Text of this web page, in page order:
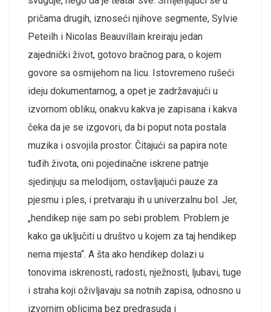
pričama drugih, iznoseći njihove segmente, Sylvie
Peteilh i Nicolas Beauvillain kreiraju jedan
zajednički život, gotovo bračnog para, o kojem
govore sa osmijehom na licu. Istovremeno rušeći
ideju dokumentarnog, a opet je zadržavajući u
izvornom obliku, onakvu kakva je zapisana i kakva
čeka da je se izgovori, da bi poput nota postala
muzika i osvojila prostor. Čitajući sa papira note
tuđih života, oni pojedinačne iskrene patnje
sjedinjuju sa melodijom, ostavljajući pauze za
pjesmu i ples, i pretvaraju ih u univerzalnu bol. Jer,
„hendikep nije sam po sebi problem. Problem je
kako ga uključiti u društvo u kojem za taj hendikep
nema mjesta“. A šta ako hendikep dolazi u
tonovima iskrenosti, radosti, nježnosti, ljubavi, tuge
i straha koji oživljavaju sa notnih zapisa, odnosno u
izvornim oblicima bez predrasuda i